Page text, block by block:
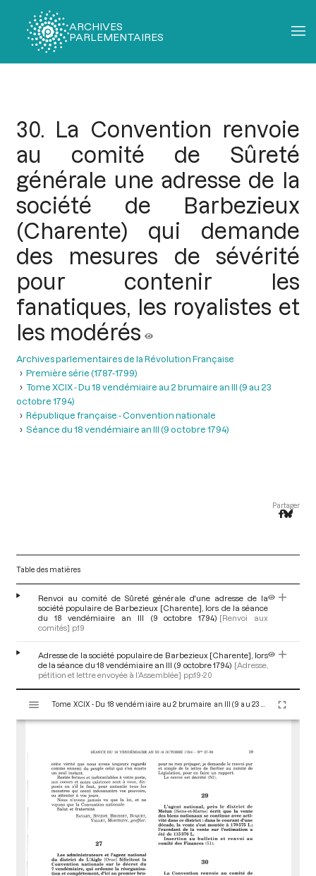
ARCHIVES
PARLEMENTAIRES
30. La Convention renvoie
au comité de Sûreté
générale une adresse de la
société de Barbezieux
(Charente) qui demande
des mesures de sévérité
pour contenir les
fanatiques, les royalistes et
les modérés
Archives parlementaires de la Révolution Française
Première série (1787-1799)
Tome XCIX - Du 18 vendémiaire au 2 brumaire an III (9 au 23
octobre 1794)
République française - Convention nationale
Séance du 18 vendémiaire an III (9 octobre 1794)
Partager
Table des matières
Renvoi au comité de Sûreté générale d'une adresse de la
société populaire de Barbezieux [Charente], lors de la séance
du 18 vendémiaire an III (9 octobre 1794) [Renvoi aux
comités] p.19
Adresse de la société populaire de Barbezieux [Charente], lors
de la séance du 18 vendémiaire an III (9 octobre 1794) [Adresse,
pétition et lettre envoyée à l’Assemblée] pp.19-20
s